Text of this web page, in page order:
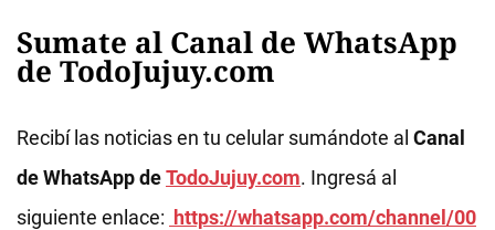
Sumate al Canal de WhatsApp
de TodoJujuy.com
Recibí las noticias en tu celular sumándote al Canal
de WhatsApp deTodoJujuy.com. Ingresá al
siguiente enlace: https://whatsapp.com/channel/00